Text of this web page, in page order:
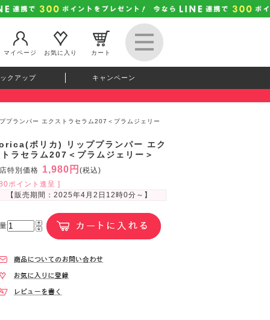
マイページ お気に入り カート
クアップ キャンペーン
ランパー エクストラセラム207＜プラムジェリー
ボリカ) リッププランパー エク
ラセラム207＜プラムジェリー＞
特別価格 1,980円 (税込)
ポイント進呈 ]
【販売期間： 2025年4月2日12時0分 ～】